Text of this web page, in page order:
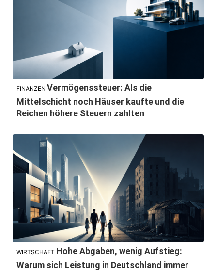
FINANZEN Vermögenssteuer: Als die
Mittelschicht noch Häuser kaufte und die
Reichen höhere Steuern zahlten
WIRTSCHAFT Hohe Abgaben, wenig Aufstieg:
Warum sich Leistung in Deutschland immer